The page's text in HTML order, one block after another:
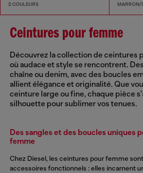
2 COULEURS MARRON/
Ceintures pour femme
Découvrez la collection de ceintures
où audace et style se rencontrent.
chaîne ou denim, avec des boucles
allient élégance et originalité. Que
ceinture large ou fine, chaque pièce
silhouette pour sublimer vos tenues.
Des sangles et des boucles uniques
femme
Chez Diesel, les ceintures pour femme
accessoires fonctionnels : elles incarnent